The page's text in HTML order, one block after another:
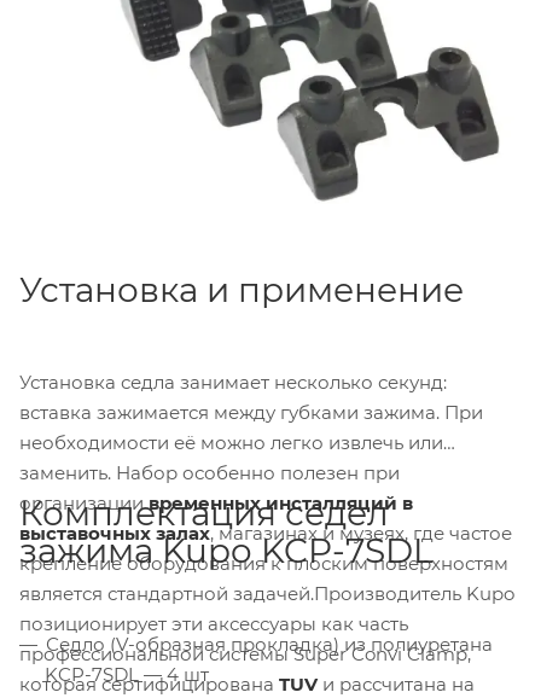
Установка и применение
Установка седла занимает несколько секунд:
вставка зажимается между губками зажима. При
необходимости её можно легко извлечь или
заменить. Набор особенно полезен при
организациивременных инсталляций в
выставочных залах, магазинах и музеях, где частое
крепление оборудования к плоским поверхностям
является стандартной задачей.Производитель Kupo
позиционирует эти аксессуары как часть
профессиональной системы Super Convi Clamp,
которая сертифицирована TUVи рассчитана на
Комплектация седел
зажима Kupo KCP-7SDL
Седло (V-образная прокладка) из полиуретана
KCP-7SDL — 4 шт